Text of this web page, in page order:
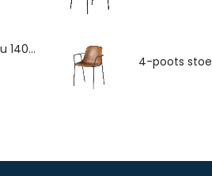
Presto RT bureau 140x80cm